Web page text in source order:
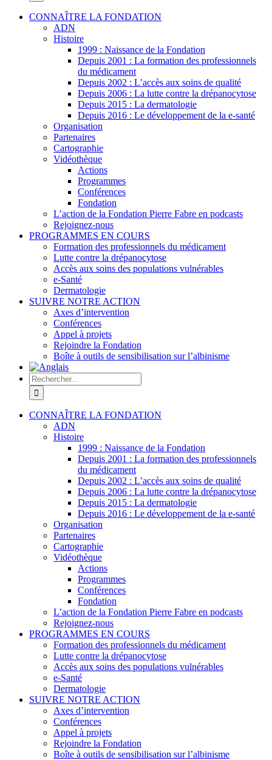
CONNAÎTRE LA FONDATION
ADN
Histoire
1999 : Naissance de la Fondation
Depuis 2001 : La formation des professionnels
du médicament
Depuis 2002 : L’accès aux soins de qualité
Depuis 2006 : La lutte contre la drépanocytose
Depuis 2015 : La dermatologie
Depuis 2016 : Le développement de la e-santé
Organisation
Partenaires
Cartographie
Vidéothèque
Actions
Programmes
Conférences
Fondation
L’action de la Fondation Pierre Fabre en podcasts
Rejoignez-nous
PROGRAMMES EN COURS
Formation des professionnels du médicament
Lutte contre la drépanocytose
Accès aux soins des populations vulnérables
e-Santé
Dermatologie
SUIVRE NOTRE ACTION
Axes d’intervention
Conférences
Appel à projets
Rejoindre la Fondation
Boîte à outils de sensibilisation sur l’albinisme
Rechercher:
CONNAÎTRE LA FONDATION
ADN
Histoire
1999 : Naissance de la Fondation
Depuis 2001 : La formation des professionnels
du médicament
Depuis 2002 : L’accès aux soins de qualité
Depuis 2006 : La lutte contre la drépanocytose
Depuis 2015 : La dermatologie
Depuis 2016 : Le développement de la e-santé
Organisation
Partenaires
Cartographie
Vidéothèque
Actions
Programmes
Conférences
Fondation
L’action de la Fondation Pierre Fabre en podcasts
Rejoignez-nous
PROGRAMMES EN COURS
Formation des professionnels du médicament
Lutte contre la drépanocytose
Accès aux soins des populations vulnérables
e-Santé
Dermatologie
SUIVRE NOTRE ACTION
Axes d’intervention
Conférences
Appel à projets
Rejoindre la Fondation
Boîte à outils de sensibilisation sur l’albinisme